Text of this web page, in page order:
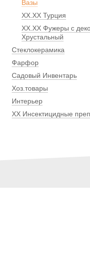
Вазы
ХХ.ХХ Турция
ХХ.ХХ Фужеры с
Хрустальный
Стеклокерамика
Фарфор
Садовый Инвентарь
Хоз.товары
Интерьер
ХХ Инсектицидные